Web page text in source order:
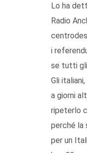
Lo ha
Radio
i
se tutti gli
Gli
a giorni
ripeterlo
perché la
per un